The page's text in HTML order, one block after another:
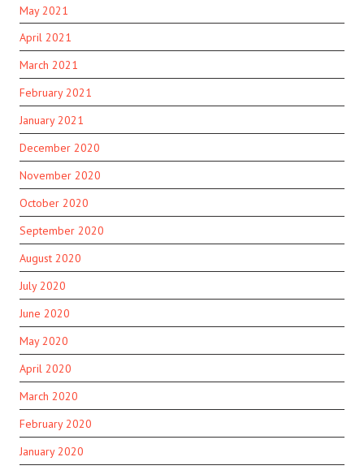
May 2021
April 2021
March 2021
February 2021
January 2021
December 2020
November 2020
October 2020
September 2020
August 2020
July 2020
June 2020
May 2020
April 2020
March 2020
February 2020
January 2020